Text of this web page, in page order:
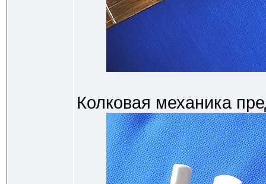
Колковая механика